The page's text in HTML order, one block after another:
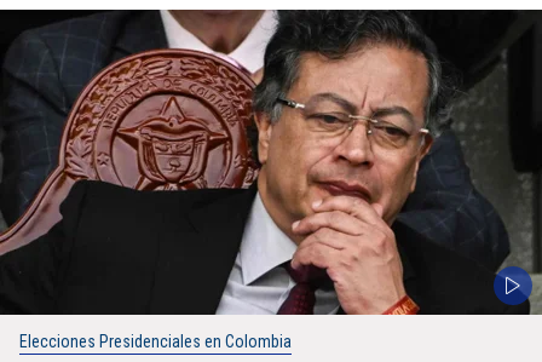
Elecciones Presidenciales en Colombia